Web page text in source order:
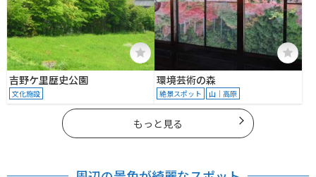
吉野ケ里歴史公園
文化施設
環境芸術の森
絶景スポット 山｜高原
もっと見る